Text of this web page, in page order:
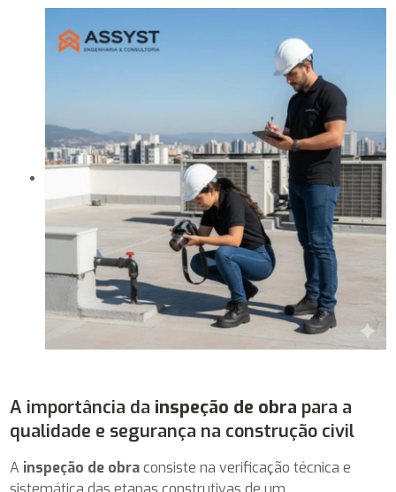
A importância da inspeção de obra para a
qualidade e segurança na construção civil
A inspeção de obraconsiste na verificação técnica e